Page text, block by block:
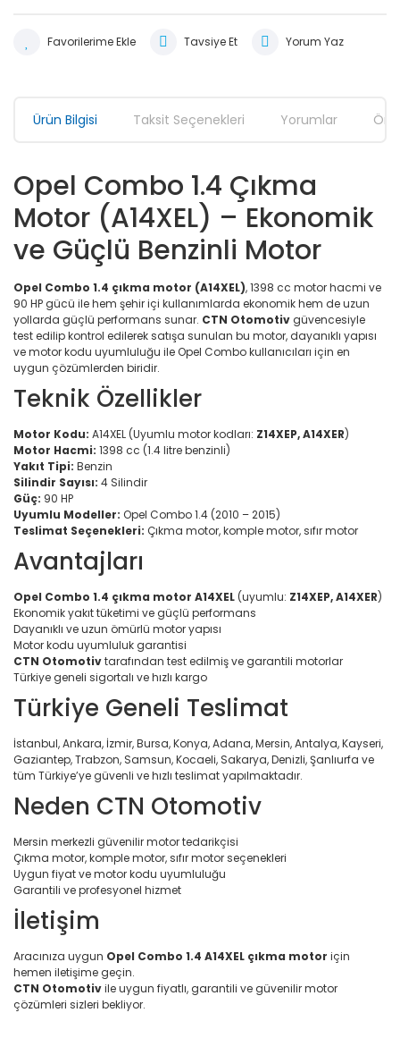
Tavsiye Et Yorum Yaz
Ürün Bilgisi Taksit Seçenekleri Yorumlar
Opel Combo 1.4 Çıkma
Motor (A14XEL) – Ekonomik
ve Güçlü Benzinli Motor
Opel Combo 1.4 çıkma motor (A14XEL), 1398 cc motor hacmi ve
90 HP gücü ile hem şehir içi kullanımlarda ekonomik hem de uzun
yollarda güçlü performans sunar. CTN Otomotivgüvencesiyle
test edilip kontrol edilerek satışa sunulan bu motor, dayanıklı yapısı
ve motor kodu uyumluluğu ile Opel Combo kullanıcıları için en
uygun çözümlerden biridir.
Teknik Özellikler
Motor Kodu: A14XEL (Uyumlu motor kodları: Z14XEP, A14XER)
Motor Hacmi: 1398 cc (1.4 litre benzinli)
Yakıt Tipi: Benzin
Silindir Sayısı: 4 Silindir
Güç: 90 HP
Uyumlu Modeller: Opel Combo 1.4 (2010 – 2015)
Teslimat Seçenekleri: Çıkma motor, komple motor, sıfır motor
Avantajları
Opel Combo 1.4 çıkma motor A14XEL (uyumlu: Z14XEP, A14XER)
Ekonomik yakıt tüketimi ve güçlü performans
Dayanıklı ve uzun ömürlü motor yapısı
Motor kodu uyumluluk garantisi
CTN Otomotivtarafından test edilmiş ve garantili motorlar
Türkiye geneli sigortalı ve hızlı kargo
Türkiye Geneli Teslimat
İstanbul, Ankara, İzmir, Bursa, Konya, Adana, Mersin, Antalya, Kayseri,
Gaziantep, Trabzon, Samsun, Kocaeli, Sakarya, Denizli, Şanlıurfa ve
tüm Türkiye’ye güvenli ve hızlı teslimat yapılmaktadır.
Neden CTN Otomotiv
Mersin merkezli güvenilir motor tedarikçisi
Çıkma motor, komple motor, sıfır motor seçenekleri
Uygun fiyat ve motor kodu uyumluluğu
Garantili ve profesyonel hizmet
İletişim
Aracınıza uygun Opel Combo 1.4 A14XEL çıkma motor için
hemen iletişime geçin.
CTN Otomotivile uygun fiyatlı, garantili ve güvenilir motor
çözümleri sizleri bekliyor.